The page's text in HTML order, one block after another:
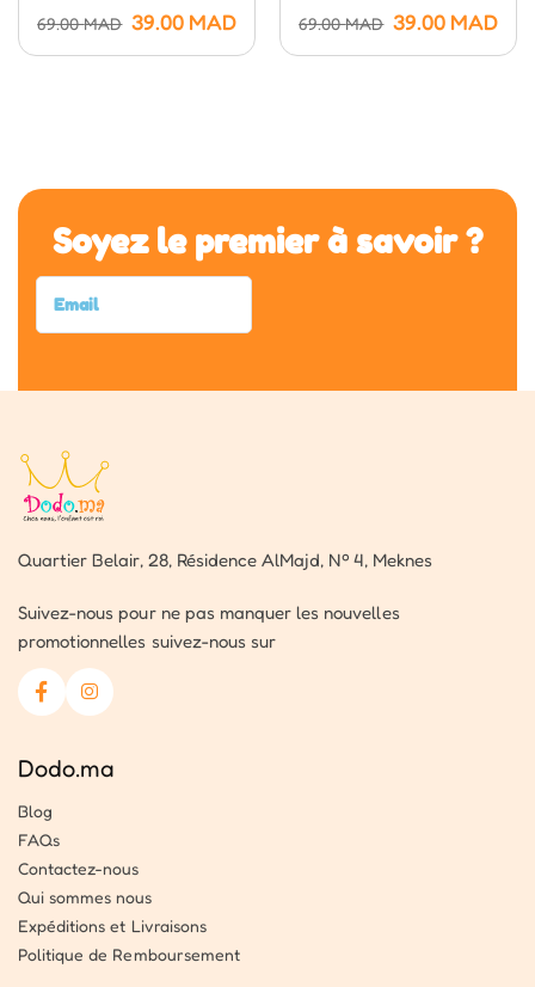
69.00MAD 39.00 MAD 69.00MAD 39.00 MAD
Soyez le premier à savoir ?
Quartier Belair, 28, Résidence AlMajd, Nº 4, Meknes
Suivez-nous pour ne pas manquer les nouvelles
promotionnelles suivez-nous sur
Dodo.ma
Blog
FAQs
Contactez-nous
Qui sommes nous
Expéditions et Livraisons
Politique de Remboursement